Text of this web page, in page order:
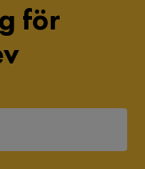
för